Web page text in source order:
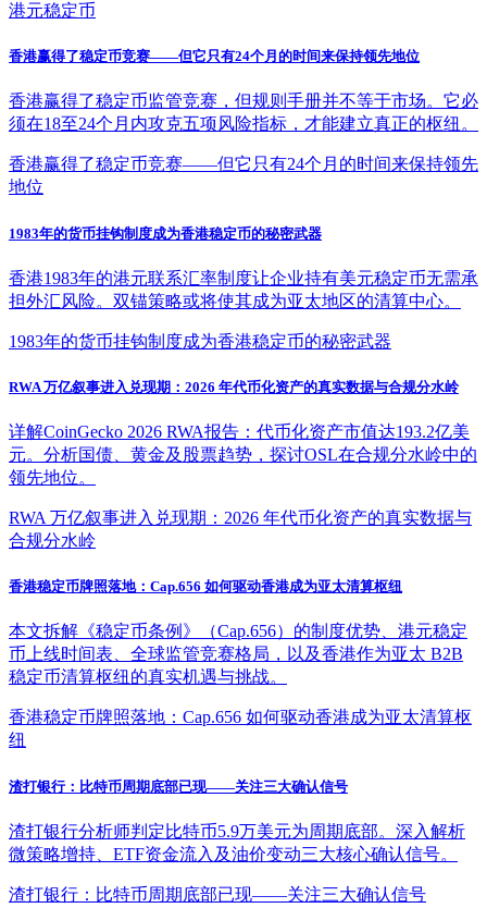
港元稳定币
香港赢得了稳定币竞赛——但它只有24个月的时间来保持领先地位
香港赢得了稳定币监管竞赛，但规则手册并不等于市场。它必
须在18至24个月内攻克五项风险指标，才能建立真正的枢纽。
香港赢得了稳定币竞赛——但它只有24个月的时间来保持领先
地位
1983年的货币挂钩制度成为香港稳定币的秘密武器
香港1983年的港元联系汇率制度让企业持有美元稳定币无需承
担外汇风险。双锚策略或将使其成为亚太地区的清算中心。
1983年的货币挂钩制度成为香港稳定币的秘密武器
RWA 万亿叙事进入兑现期：2026 年代币化资产的真实数据与合规分水岭
详解CoinGecko 2026 RWA报告：代币化资产市值达193.2亿美
元。分析国债、黄金及股票趋势，探讨OSL在合规分水岭中的
领先地位。
RWA 万亿叙事进入兑现期：2026 年代币化资产的真实数据与
合规分水岭
香港稳定币牌照落地：Cap.656 如何驱动香港成为亚太清算枢纽
本文拆解《稳定币条例》（Cap.656）的制度优势、港元稳定
币上线时间表、全球监管竞赛格局，以及香港作为亚太 B2B
稳定币清算枢纽的真实机遇与挑战。
香港稳定币牌照落地：Cap.656 如何驱动香港成为亚太清算枢
纽
渣打银行：比特币周期底部已现——关注三大确认信号
渣打银行分析师判定比特币5.9万美元为周期底部。深入解析
微策略增持、ETF资金流入及油价变动三大核心确认信号。
渣打银行：比特币周期底部已现——关注三大确认信号